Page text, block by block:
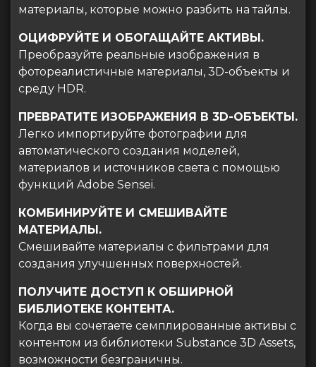
материалы, которые можно разбить на тайлы.
ОЦИФРУЙТЕ И ОБОГАЩАЙТЕ АКТИВЫ.
Преобразуйте реальные изображения в
фотореалистичные материалы, 3D-объекты и
среду HDR.
ПРЕВРАТИТЕ ИЗОБРАЖЕНИЯ В 3D-ОБЪЕКТЫ.
Легко импортируйте фотографии для
автоматического создания моделей,
материалов и источников света с помощью
функций Adobe Sensei.
КОМБИНИРУЙТЕ И СМЕШИВАЙТЕ
МАТЕРИАЛЫ.
Смешивайте материалы с фильтрами для
создания улучшенных поверхностей.
ПОЛУЧИТЕ ДОСТУП К ОБШИРНОЙ
БИБЛИОТЕКЕ КОНТЕНТА.
Когда вы сочетаете семплированные активы с
контентом из библиотеки Substance 3D Assets,
возможности безграничны.